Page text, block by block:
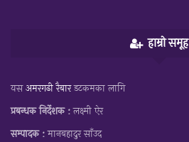
हाम्रो समूह
यसअमरगढी रैबारडटकमका लागि
प्रबन्धक निर्देशक :लक्ष्मी ऐर
सम्पादक :मानबहादुर साँउद